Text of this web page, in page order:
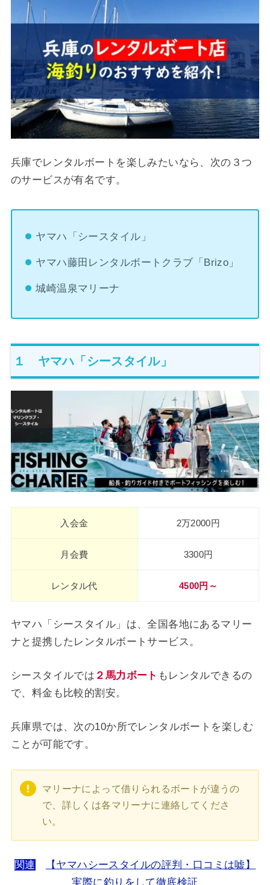
兵庫でレンタルボートを楽しみたいなら、次の３つ
のサービスが有名です。
ヤマハ「シースタイル」
ヤマハ藤田レンタルボートクラブ「Brizo」
城崎温泉マリーナ
１ ヤマハ「シースタイル」
入会金 2万2000円
月会費 3300円
レンタル代 4500円～
ヤマハ「シースタイル」は、全国各地にあるマリー
ナと提携したレンタルボートサービス。
シースタイルでは ２馬力ボート もレンタルできるの
で、料金も比較的割安。
兵庫県では、次の10か所でレンタルボートを楽しむ
ことが可能です。
マリーナによって借りられるボートが違うの
で、詳しくは各マリーナに連絡してくださ
い。
関連
【ヤマハシースタイルの評判・口コミは嘘】
実際に釣りをして徹底検証